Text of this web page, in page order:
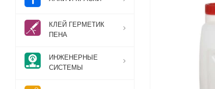
КЛЕЙ ГЕРМЕТИК
ПЕНА
ИНЖЕНЕРНЫЕ
СИСТЕМЫ